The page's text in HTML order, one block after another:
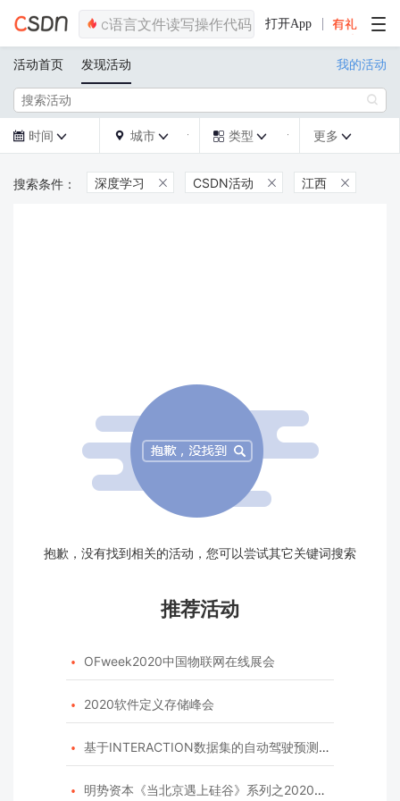
打开App
活动首页 发现活动 我的活动

 时间   城市   类型  更多 
深度学习  CSDN活动  江西 
抱歉，没有找到相关的活动，您可以尝试其它关键词搜索
推荐活动
 OFweek2020中国物联网在线展会
 2020软件定义存储峰会
 基于INTERACTION数据集的自动驾驶预测模型挑战赛
 明势资本《当北京遇上硅谷》系列之2020年度开源峰会